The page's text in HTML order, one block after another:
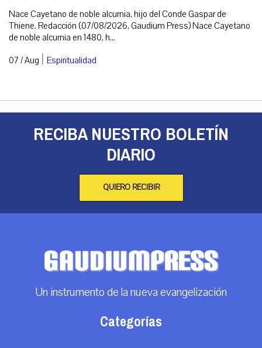
Nace Cayetano de noble alcurnia, hijo del Conde Gaspar de
Thiene. Redacción (07/08/2026, Gaudium Press) Nace Cayetano
de noble alcurnia en 1480, h...
07 / Aug | Espiritualidad
RECIBA NUESTRO BOLETÍN
DIARIO
QUIERO RECIBIR
Un instrumento de la nueva evangelización
Categorías